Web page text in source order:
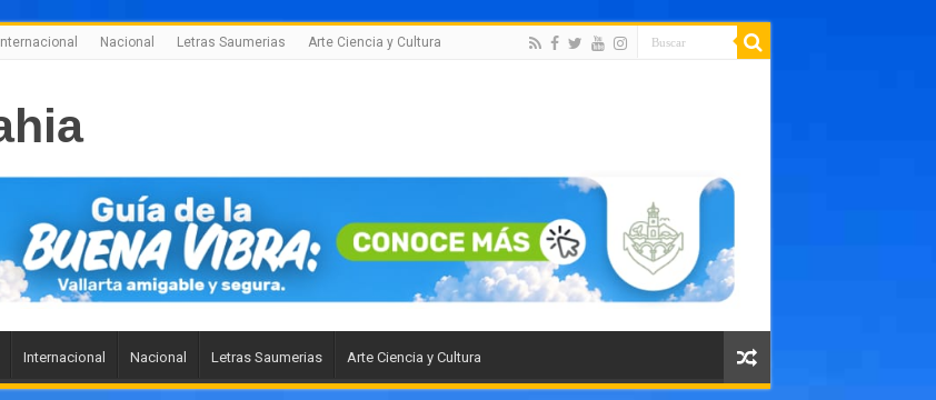
Internacional Nacional Letras Saumerias Arte Ciencia y Cultura
Internacional Nacional Letras Saumerias Arte Ciencia y Cultura